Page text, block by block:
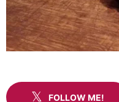
FOLLOW ME!